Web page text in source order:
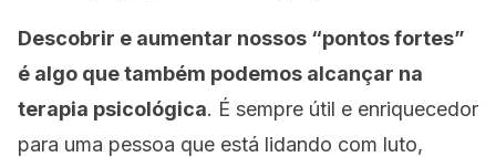
Descobrir e aumentar nossos “pontos fortes”
é algo que também podemos alcançar na
terapia psicológica. É sempre útil e enriquecedor
para uma pessoa que está lidando com luto,